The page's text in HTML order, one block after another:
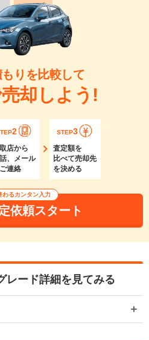
りを比較して
却しよう!
2
店から
、メール
連絡
STEP3
査定額を
比べて売却先
を決める
わるカンタン入力
依頼スタート
レード詳細を見てみる